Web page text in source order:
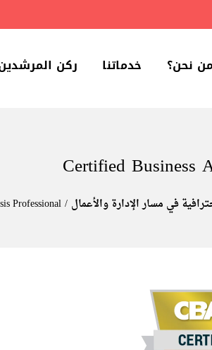
نحن؟ خدماتنا ركن
Certified Business
في مسار الإدارة والأعمال Professional